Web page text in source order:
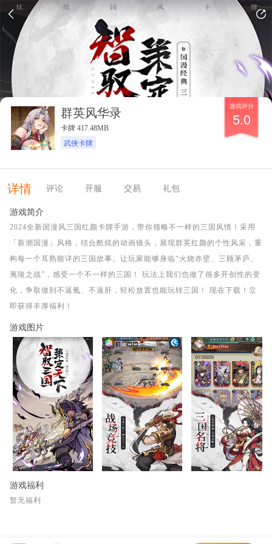
群英风华录
卡牌 417.48MB
武侠卡牌
游戏评分
5.0
详情 评论 开服 交易 礼包
游戏简介
2024全新国漫风三国红颜卡牌手游，带你领略不一样的三国风情！采用
「新潮国漫」风格，结合酷炫的动画镜头，展现群英红颜的个性风采，重
构每一个耳熟能详的三国故事。让玩家能够身临“火烧赤壁、三顾茅庐、
夷陵之战”，感受一个不一样的三国！ 玩法上我们也做了很多开创性的变
化，争取做到不逼氪、不逼肝，轻松放置也能玩转三国！ 现在下载！立
即获得丰厚福利！
游戏图片
游戏福利
暂无福利